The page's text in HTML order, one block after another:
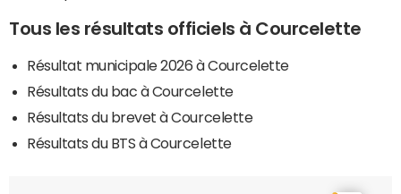
Tous les résultats officiels à Courcelette
Résultat municipale 2026 à Courcelette
Résultats du bac à Courcelette
Résultats du brevet à Courcelette
Résultats du BTS à Courcelette